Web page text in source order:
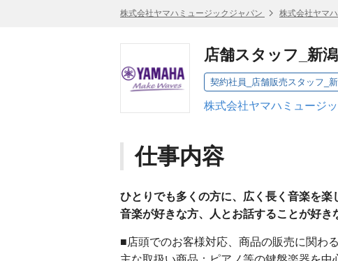
株式会社ヤマハミュージックジャパン 株式会社ヤマ
店舗スタッフ_新
契約社員_店舗販売スタッフ_
株式会社ヤマハミュージ
仕事内容
ひとりでも多くの方に、広く長く音楽を楽
音楽が好きな方、人とお話することが好き
■店頭でのお客様対応、商品の販売に関わ